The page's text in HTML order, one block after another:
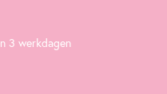
3 werkdagen